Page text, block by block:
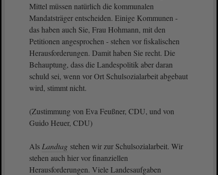
Mittel müssen natürlich die kommunalen
Mandatsträger entscheiden. Einige Kommunen -
das haben auch Sie, Frau Hohmann, mit den
Petitionen angesprochen - stehen vor fiskalischen
Herausforderungen. Damit haben Sie recht. Die
Behauptung, dass die Landespolitik aber daran
schuld sei, wenn vor Ort Schulsozialarbeit abgebaut
wird, stimmt nicht.
(Zustimmung von Eva Feußner, CDU, und von
Guido Heuer, CDU)
Als Landtag stehen wir zur Schulsozialarbeit. Wir
stehen auch hier vor finanziellen
Herausforderungen. Viele Landesaufgaben